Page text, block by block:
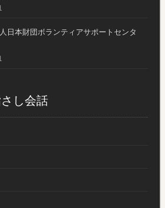
日本財団ボランティアサポートセンタ
し会話